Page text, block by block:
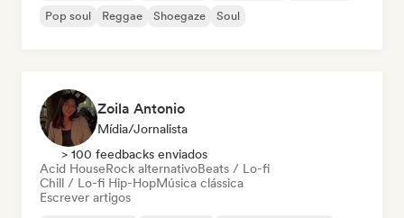
Pop soul
Reggae Shoegaze Soul
Zoila Antonio
Mídia/Jornalista
> 100 feedbacks enviados
Acid HouseRock alternativoBeats / Lo-fi
Chill / Lo-fi Hip-HopMúsica clássica
Escrever artigos